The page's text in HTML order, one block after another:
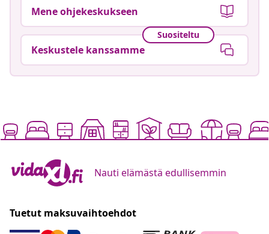
Mene ohjekeskukseen
Suositeltu
Keskustele kanssamme
Nauti elämästä edullisemmin
Tuetut maksuvaihtoehdot